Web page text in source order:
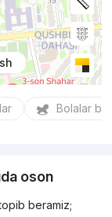
Bolalar
oson
beramiz;